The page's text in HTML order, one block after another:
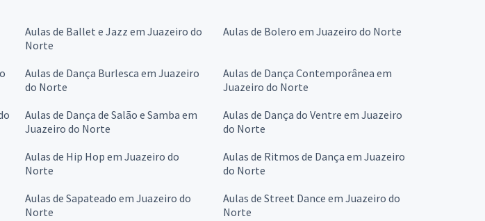
Aulas de Ballet e Jazz em Juazeiro do
Norte
Aulas de Bolero em Juazeiro do Norte
Aulas de Dança Burlesca em Juazeiro
do Norte
Aulas de Dança Contemporânea em
Juazeiro do Norte
Aulas de Dança de Salão e Samba em
Juazeiro do Norte
Aulas de Dança do Ventre em Juazeiro
do Norte
Aulas de Hip Hop em Juazeiro do
Norte
Aulas de Ritmos de Dança em Juazeiro
do Norte
Aulas de Sapateado em Juazeiro do
Norte
Aulas de Street Dance em Juazeiro do
Norte